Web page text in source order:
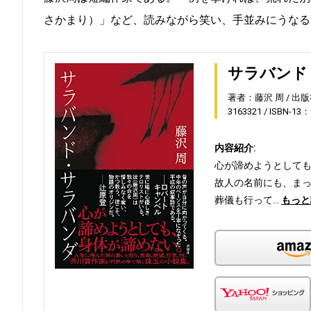
さかまり）」など、読みながら笑い、手並みにうな
サラバン
著者：藤沢 周
出
3163321
ISBN-13
内容紹介:
心が諦めようとして
故人の名前にも、ま
葬儀も行って…
もっ